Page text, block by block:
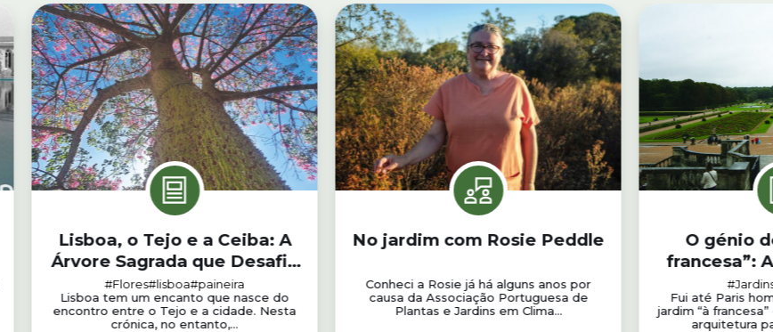
Lisboa, o Tejo e a Ceiba: A
Árvore Sagrada que Desafia
as Estações
#Flores#lisboa#paineira
Lisboa tem um encanto que nasce do
encontro entre o Tejo e a cidade. Nesta
crónica, no entanto,...
No jardim com Rosie Peddle
Conheci a Rosie já há alguns anos por
causa da Associação Portuguesa de
Plantas e Jardins em Clima...
O génio
francesa”:
Fui até Paris
jardim “à
arquitetura